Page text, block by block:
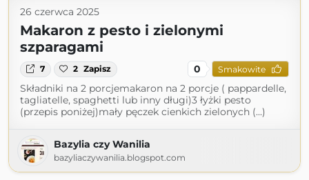
26 czerwca 2025
Makaron z pesto i zielonymi
szparagami
7 2 Zapisz 0 Smakowite
Składniki na 2 porcjemakaron na 2 porcje ( pappardelle,
tagliatelle, spaghetti lub inny długi)3 łyżki pesto
(przepis poniżej)mały pęczek cienkich zielonych (...)
Bazylia czy Wanilia
bazyliaczywanilia.blogspot.com